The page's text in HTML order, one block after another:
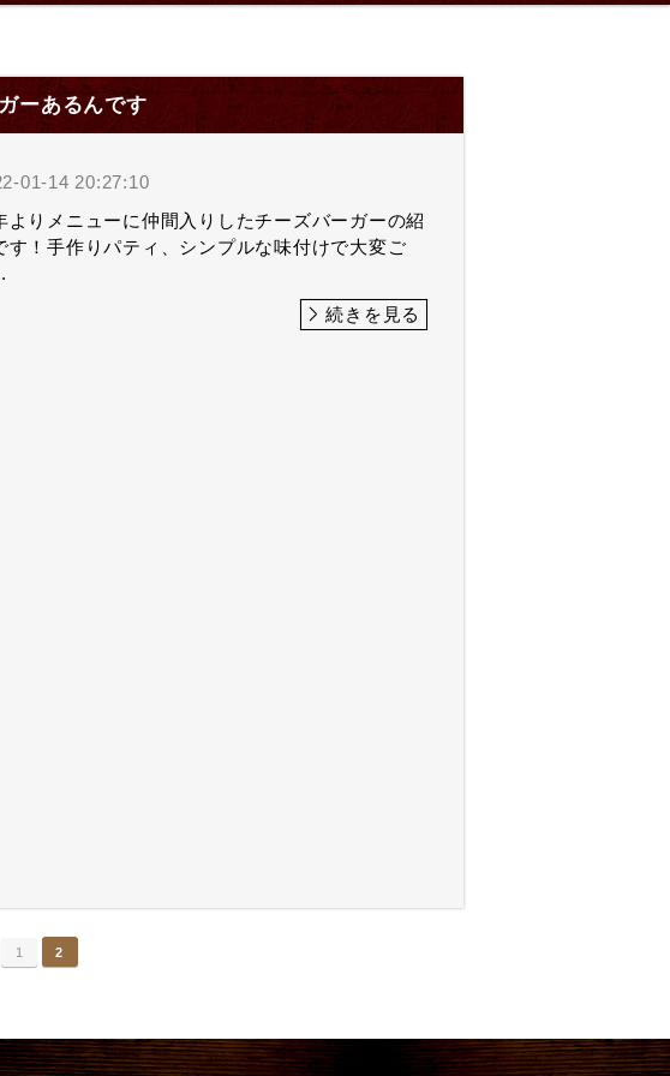
ーあるんです
01-14 20:27:10
よりメニューに仲間入りしたチーズバーガーの紹
す！手作りパティ、シンプルな味付けで大変ご
続きを見る
1 2